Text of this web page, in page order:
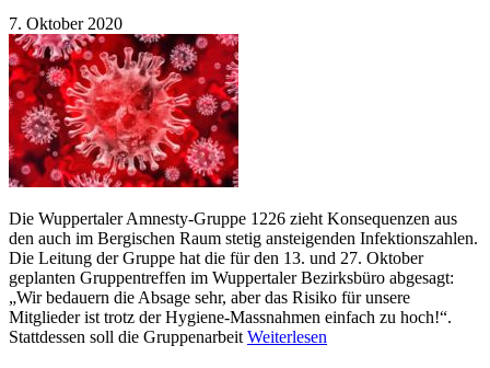
7. Oktober 2020
Die Wuppertaler Amnesty-Gruppe 1226 zieht Konsequenzen aus
den auch im Bergischen Raum stetig ansteigenden Infektionszahlen.
Die Leitung der Gruppe hat die für den 13. und 27. Oktober
geplanten Gruppentreffen im Wuppertaler Bezirksbüro abgesagt:
„Wir bedauern die Absage sehr, aber das Risiko für unsere
Mitglieder ist trotz der Hygiene-Massnahmen einfach zu hoch!“.
Stattdessen soll die GruppenarbeitWeiterlesen